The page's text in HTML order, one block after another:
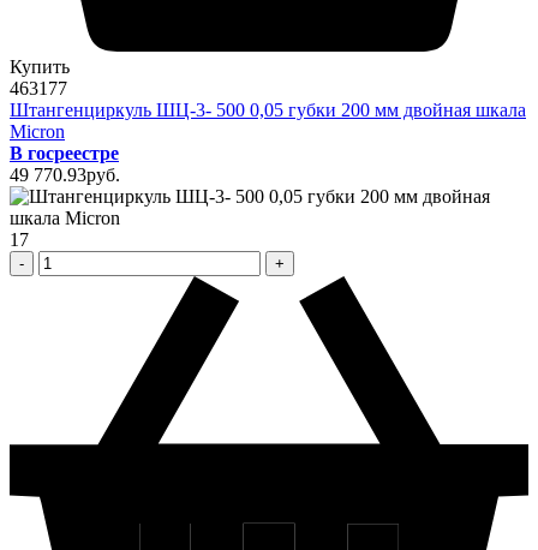
Купить
463177
Штангенциркуль ШЦ-3- 500 0,05 губки 200 мм двойная шкала
Micron
В госреестре
49 770.93pуб.
17